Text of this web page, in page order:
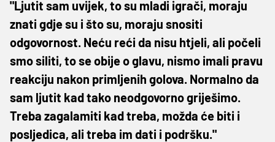
"Ljutit sam uvijek, to su mladi igrači, moraju
znati gdje su i što su, moraju snositi
odgovornost. Neću reći da nisu htjeli, ali počeli
smo siliti, to se obije o glavu, nismo imali pravu
reakciju nakon primljenih golova. Normalno da
sam ljutit kad tako neodgovorno griješimo.
Treba zagalamiti kad treba, možda će biti i
posljedica, ali treba im dati i podršku."